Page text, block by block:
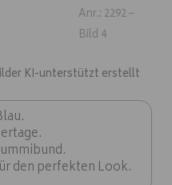
KI-unterstützt erstellt
den perfekten Look.